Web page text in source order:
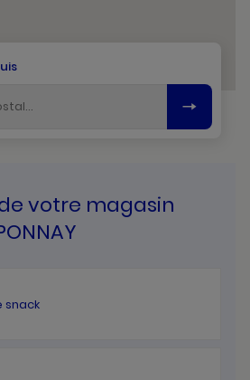
votre magasin
snack